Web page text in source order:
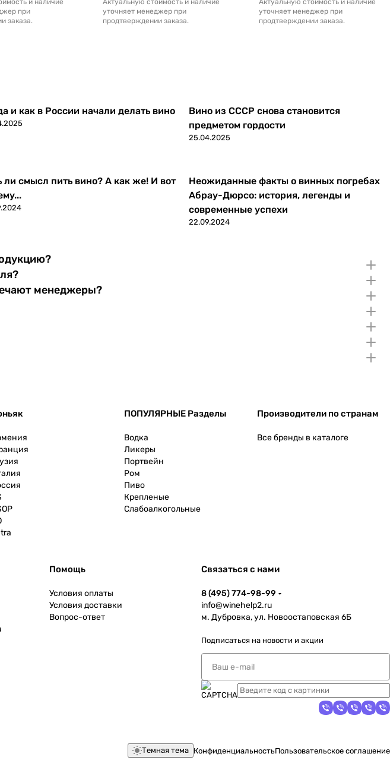
и наличие
при
заказа.
Актуальную стоимость и наличие
уточняет менеджер при
продтверждении заказа.
Актуальную стоимость и наличие
уточняет менеджер при
продтверждении заказа.
и как в России начали делать вино
Вино из СССР снова становится
предметом гордости
25.04.2025
ли смысл пить вино? А как же! И вот
Неожиданные факты о винных погребах
Абрау-Дюрсо: история, легенды и
современные успехи
22.09.2024
менеджеры?
ПОПУЛЯРНЫЕ Разделы
Водка
Ликеры
Портвейн
Ром
Пиво
Крепленые
Слабоалкогольные
Производители по странам
Все бренды в каталоге
Помощь
Условия оплаты
Условия доставки
Вопрос-ответ
Связаться с нами
8 (495) 774-98-99
info@winehelp2.ru
м. Дубровка, ул. Новоостаповская 6Б
Подписаться на новости и акции
Темная тема КонфиденциальностьПользовательское соглашение